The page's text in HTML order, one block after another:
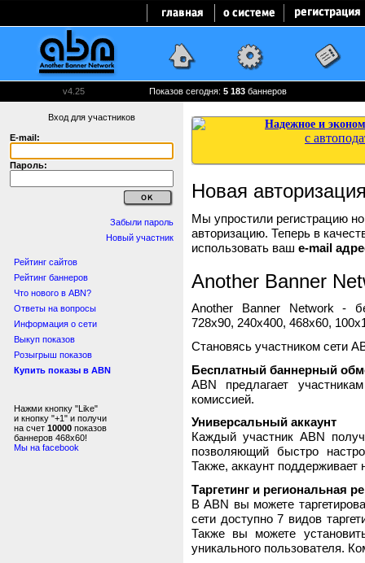
v4.25 Показов сегодня: 5 183 баннеров
Вход для участников
E-mail:
Пароль:
Забыли пароль
Новый участник
Рейтинг сайтов
Рейтинг баннеров
Что нового в ABN?
Ответы на вопросы
Информация о сети
Выкуп показов
Розыгрыш показов
Купить показы в ABN
Нажми кнопку "Like"
и кнопку "+1" и получи
на счет 10000 показов
баннеров 468x60!
Мы на facebook
Новая
Мы упростили регистрацию
авторизацию. Теперь в
использовать ваш e-mail
Another Banner
Another Banner Network -
728x90, 240x400, 468x60,
Становясь участником сети
Бесплатный баннерный
ABN предлагает
комиссией.
Универсальный аккаунт
Каждый участник ABN
позволяющий быстро
Также, аккаунт поддерживает
Таргетинг и региональная
В ABN вы можете
сети доступно 7 видов
Также вы можете
уникального пользователя.